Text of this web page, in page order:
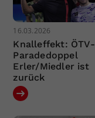
16.03.2026
Knalleffekt: ÖTV-
Paradedoppel
Erler/Miedler ist
zurück